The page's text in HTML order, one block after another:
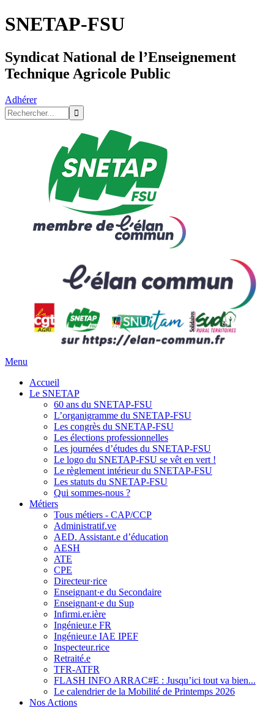
SNETAP-FSU
Syndicat National de l’Enseignement
Technique Agricole Public
Adhérer
Menu
Accueil
Le SNETAP
60 ans du SNETAP-FSU
L’organigramme du SNETAP-FSU
Les congrès du SNETAP-FSU
Les élections professionnelles
Les journées d’études du SNETAP-FSU
Le logo du SNETAP-FSU se vêt en vert !
Le règlement intérieur du SNETAP-FSU
Les statuts du SNETAP-FSU
Qui sommes-nous ?
Métiers
Tous métiers - CAP/CCP
Administratif.ve
AED. Assistant.e d’éducation
AESH
ATE
CPE
Directeur·rice
Enseignant·e du Secondaire
Enseignant·e du Sup
Infirmi.er.ière
Ingénieur.e FR
Ingénieur.e IAE IPEF
Inspecteur.rice
Retraité.e
TFR-ATFR
FLASH INFO ARRAC#E : Jusqu’ici tout va bien...
Le calendrier de la Mobilité de Printemps 2026
Nos Actions